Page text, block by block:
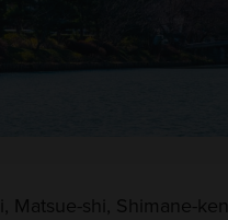
Matsue-shi, Shimane-ken